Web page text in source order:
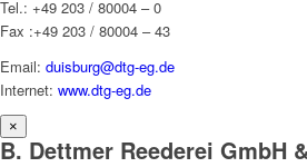
Tel.: +49 203 / 80004 – 0
Fax :+49 203 / 80004 – 43
Email: duisburg@dtg-eg.de
Internet: www.dtg-eg.de
×
B. Dettmer Reederei GmbH